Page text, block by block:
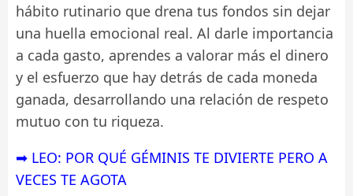
hábito rutinario que drena tus fondos sin dejar
una huella emocional real. Al darle importancia
a cada gasto, aprendes a valorar más el dinero
y el esfuerzo que hay detrás de cada moneda
ganada, desarrollando una relación de respeto
mutuo con tu riqueza.
➡ LEO: POR QUÉ GÉMINIS TE DIVIERTE PERO A
VECES TE AGOTA